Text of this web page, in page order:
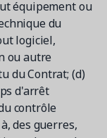
équipement ou
du
logiciel,
ou autre
du Contrat; (d)
d'arrêt
contrôle
des guerres,